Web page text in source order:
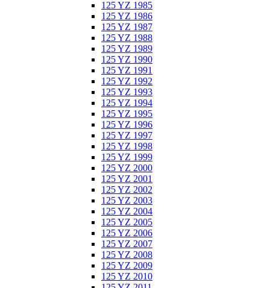
125 YZ 1985
125 YZ 1986
125 YZ 1987
125 YZ 1988
125 YZ 1989
125 YZ 1990
125 YZ 1991
125 YZ 1992
125 YZ 1993
125 YZ 1994
125 YZ 1995
125 YZ 1996
125 YZ 1997
125 YZ 1998
125 YZ 1999
125 YZ 2000
125 YZ 2001
125 YZ 2002
125 YZ 2003
125 YZ 2004
125 YZ 2005
125 YZ 2006
125 YZ 2007
125 YZ 2008
125 YZ 2009
125 YZ 2010